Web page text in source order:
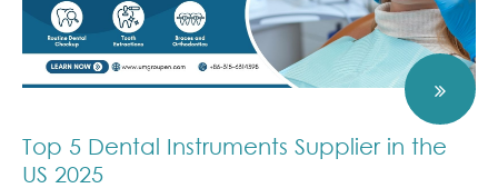
Top 5 Dental Instruments Supplier in the
US 2025